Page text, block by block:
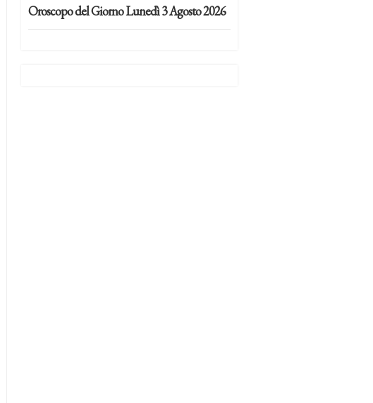
Oroscopo del Giorno Lunedì 3 Agosto 2026